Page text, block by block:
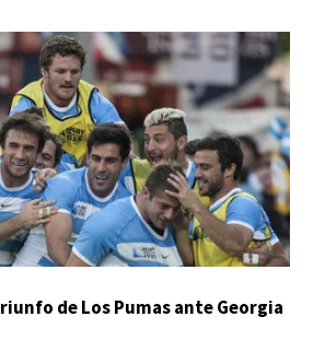
de Los Pumas ante Georgia